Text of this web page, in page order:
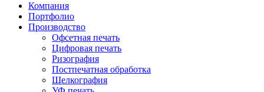
Компания
Портфолио
Производство
Офсетная печать
Цифровая печать
Ризография
Постпечатная обработка
Шелкография